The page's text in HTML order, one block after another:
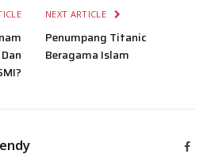
NEXT ARTICLE
Penumpang Titanic
Beragama Islam